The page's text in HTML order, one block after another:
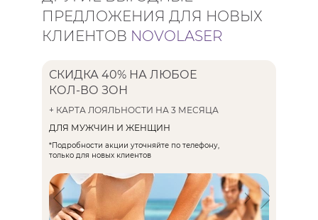
процедура лазерной эпиляции
обеспечивает минимальный
женщин.
УСЛУГА ПО ЭПИЛЯЦИИ ЗОНЫ
ЯГОДИЦ
ПРЕДЛОЖЕНИЯ ДЛЯ НОВЫХ
КЛИЕНТОВ NOVOLASER
СКИДКА 40% НА ЛЮБОЕ
КОЛ-ВО ЗОН
+ КАРТА ЛОЯЛЬНОСТИ НА 3 МЕСЯЦА
ДЛЯ МУЖЧИН И ЖЕНЩИН
*Подробности акции уточняйте по телефону,
только для новых клиентов